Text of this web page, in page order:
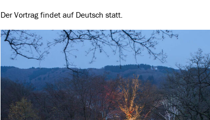
Der Vortrag findet auf Deutsch statt.